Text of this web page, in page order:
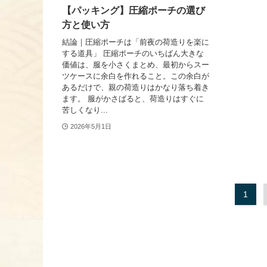
【パッキング】圧縮ポーチの選び
方と使い方
結論｜圧縮ポーチは「前夜の荷造りを楽に
する道具」 圧縮ポーチのいちばん大きな
価値は、服を小さくまとめ、最初からスー
ツケースに余白を作れること。この余白が
あるだけで、親の荷造りはかなり落ち着き
ます。 服がかさばると、荷造りはすぐに
苦しくなり...
2026年5月1日
1